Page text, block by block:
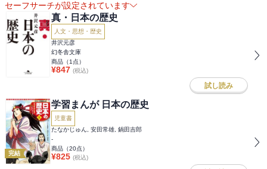
セーフサーチが設定されています
真・日本の歴史
人文・思想・歴史
井沢元彦
幻冬舎文庫
商品（1 点）
¥847 (税込)
試し読み
完結
学習まんが 日本の歴史
児童書
たなかじゅん, 安田常雄, 鍋田吉郎
-
商品（20点）
¥825 (税込)